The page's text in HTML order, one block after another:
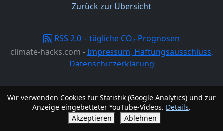
Zurück zur Übersicht
RSS 2.0 – tägliche CO₂-Prognosen
climate-hacks.com -Impressum, Haftungsausschluss,
Datenschutzerklärung
Wir verwenden Cookies für Statistik (Google Analytics) und zur
Anzeige eingebetteter YouTube-Videos. Details.
Akzeptieren
Ablehnen